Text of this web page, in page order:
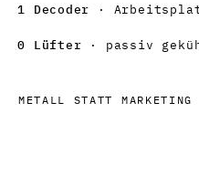
1 Decoder ·
0 Lüfter · passiv
METALL STATT MARKETING